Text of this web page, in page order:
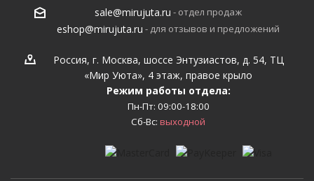
sale@mirujuta.ru - отдел продаж
eshop@mirujuta.ru - для отзывов и предложений
Россия, г. Москва, шоссе Энтузиастов, д. 54, ТЦ
«Мир Уюта», 4 этаж, правое крыло
Режим работы отдела:
Пн-Пт: 09:00-18:00
Сб-Вс: выходной